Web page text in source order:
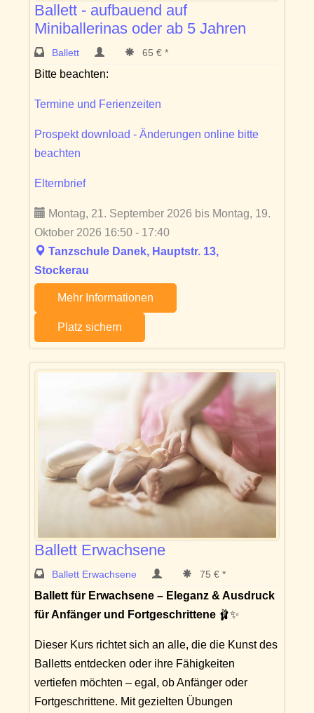
Ballett - aufbauend auf
Miniballerinas oder ab 5 Jahren
Ballett 65 € *
Bitte beachten:
Termine und Ferienzeiten
Prospekt download - Änderungen online bitte
beachten
Elternbrief
Montag, 21. September 2026 bis Montag, 19.
Oktober 2026 16:50 - 17:40
Tanzschule Danek, Hauptstr. 13,
Stockerau
Mehr Informationen
Platz sichern
Ballett Erwachsene
Ballett Erwachsene 75 € *
Ballett für Erwachsene – Eleganz & Ausdruck
für Anfänger und Fortgeschrittene 🩰✨
Dieser Kurs richtet sich an alle, die die Kunst des
Balletts entdecken oder ihre Fähigkeiten
vertiefen möchten – egal, ob Anfänger oder
Fortgeschrittene. Mit gezielten Übungen